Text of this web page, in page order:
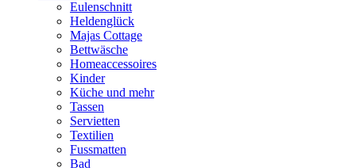
Eulenschnitt
Heldenglück
Majas Cottage
Bettwäsche
Homeaccessoires
Kinder
Küche und mehr
Tassen
Servietten
Textilien
Fussmatten
Bad